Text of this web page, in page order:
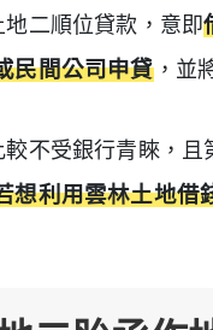
二順位貸款，意即
民間公司申貸，並
較不受銀行青睞，
想利用雲林土地借